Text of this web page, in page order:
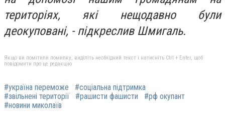
територіях, які нещодавно були
деокуповані, - підкреслив Шмигаль.
Якщо ви помітили помилку, виділіть необхідний текст і натисніть Ctrl + Enter, щоб
повідомити про це редакцію
#україна переможе
#соціальна підтримка
#звільнені території
#рашисти фашисти
#рф окупант
#новини миколаїв